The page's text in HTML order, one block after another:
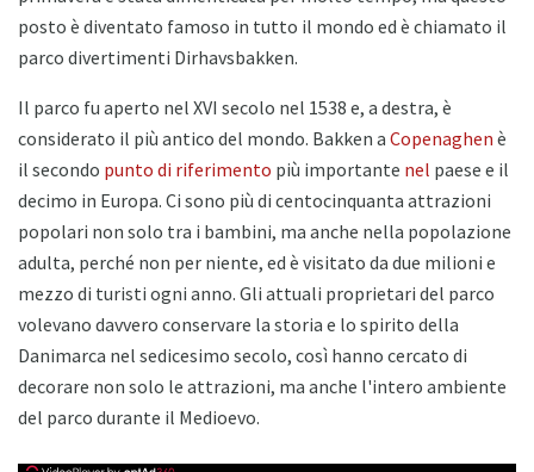
posto è diventato famoso in tutto il mondo ed è chiamato il
parco divertimenti Dirhavsbakken.
Il parco fu aperto nel XVI secolo nel 1538 e, a destra, è
considerato il più antico del mondo. Bakken a Copenaghen è
il secondo punto di riferimento più importante nel paese e il
decimo in Europa. Ci sono più di centocinquanta attrazioni
popolari non solo tra i bambini, ma anche nella popolazione
adulta, perché non per niente, ed è visitato da due milioni e
mezzo di turisti ogni anno. Gli attuali proprietari del parco
volevano davvero conservare la storia e lo spirito della
Danimarca nel sedicesimo secolo, così hanno cercato di
decorare non solo le attrazioni, ma anche l'intero ambiente
del parco durante il Medioevo.